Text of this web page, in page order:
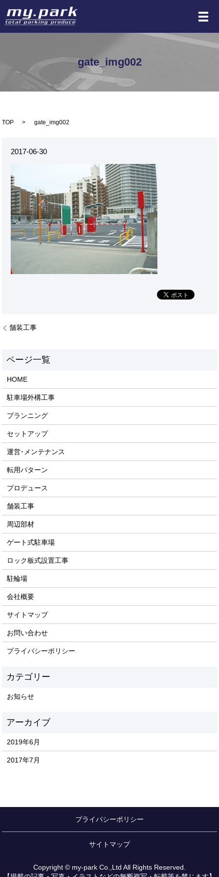
メ
gate_img002
TOP gate_img002
2017-06-30
舗装工事
HOME
駐車場外構工事
プランニング
セットアップ
運営･メンテナンス
転用パターン
プロデュース
舗装工事
周辺部材
ゲート式駐車場
ロック板式設置工事
駐輪場
会社概要
サイトマップ
お問い合わせ
プライバシーポリシー
お知らせ
2019年6月
2017年7月
プライバシーポリシー
サイトマップ
Copyright © my-park Co.,Ltd All Rights Reserved.